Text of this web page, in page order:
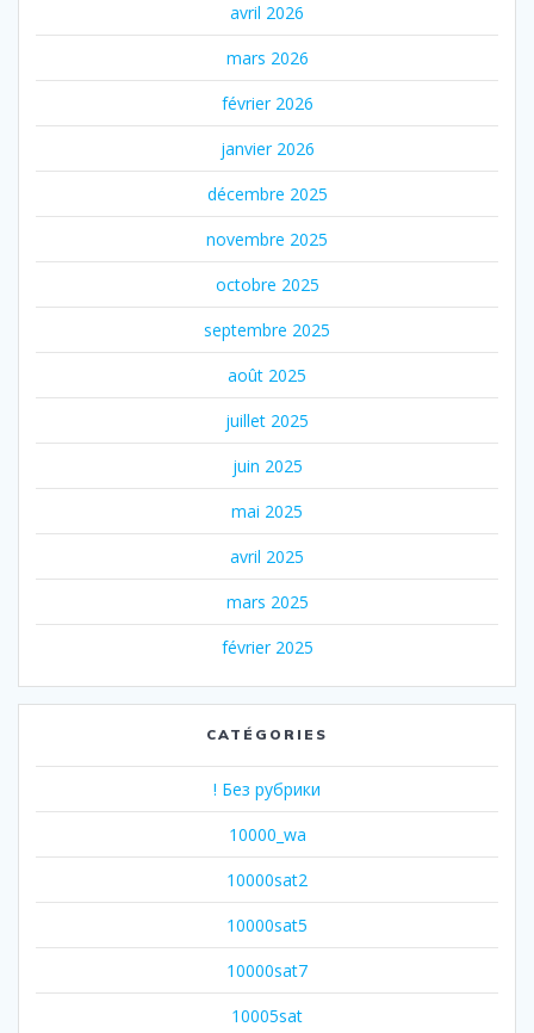
avril 2026
mars 2026
février 2026
janvier 2026
décembre 2025
novembre 2025
octobre 2025
septembre 2025
août 2025
juillet 2025
juin 2025
mai 2025
avril 2025
mars 2025
février 2025
CATÉGORIES
! Без рубрики
10000_wa
10000sat2
10000sat5
10000sat7
10005sat